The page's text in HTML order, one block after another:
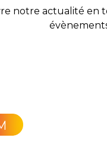
notre actualité